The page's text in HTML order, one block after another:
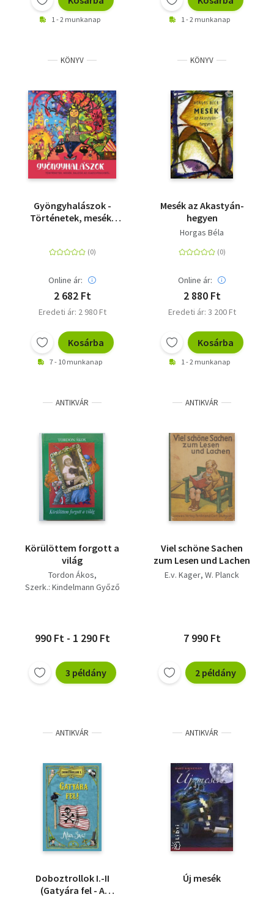
1 - 2 munkanap 1 - 2 munkanap
KÖNYV
Gyöngyhalászok -
Történetek, mesék,
Online ár:
2 682 Ft
Eredeti ár: 2 980 Ft
Kosárba
7 - 10 munkanap
KÖNYV
Mesék az Akastyán-
hegyen
Horgas Béla
Online ár:
2 880 Ft
Eredeti ár: 3 200 Ft
Kosárba
1 - 2 munkanap
ANTIKVÁR
Körülöttem forgott a
világ
Tordon Ákos
Szerk.: Kindelmann Győző
990 Ft - 1 290 Ft
3 példány
ANTIKVÁR
Viel schöne Sachen
zum Lesen und Lachen
E.v. Kager W. Planck
7 990 Ft
2 példány
ANTIKVÁR
Doboztrollok I.-II
(Gatyára fel - A
ANTIKVÁR
Új mesék